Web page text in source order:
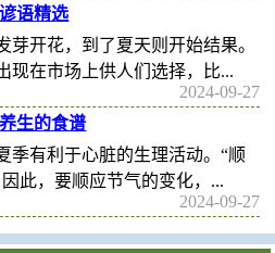
语精选
芽开花，到了夏天则开始结果。
现在市场上供人们选择，比...
2024-09-27
生的食谱
季有利于心脏的生理活动。“顺
此，要顺应节气的变化，...
2024-09-27